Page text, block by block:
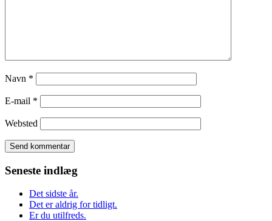
Navn *
E-mail *
Websted
Seneste indlæg
Det sidste år.
Det er aldrig for tidligt.
Er du utilfreds.